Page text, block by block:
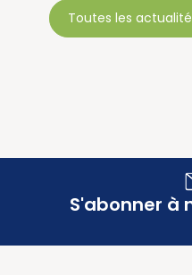
Toutes les
S'abonner à